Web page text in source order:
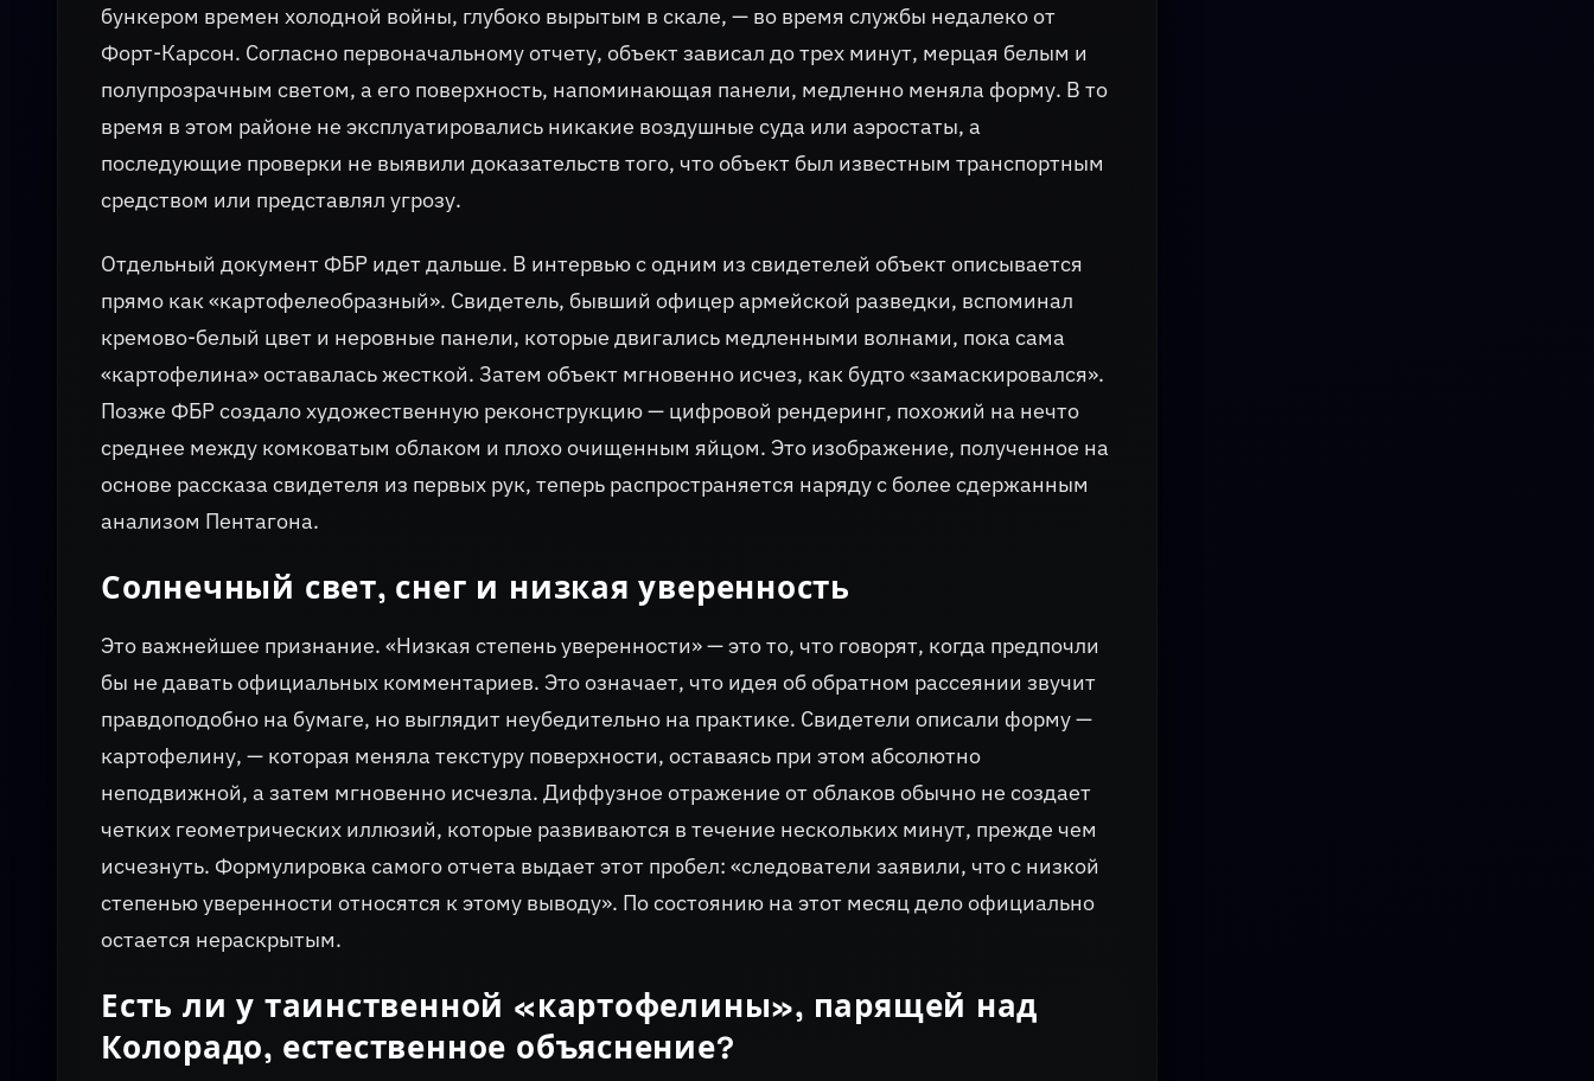
бункером времен холодной войны, глубоко вырытым в скале, — во время службы недалеко от
Форт-Карсон. Согласно первоначальному отчету, объект зависал до трех минут, мерцая белым и
полупрозрачным светом, а его поверхность, напоминающая панели, медленно меняла форму. В то
время в этом районе не эксплуатировались никакие воздушные суда или аэростаты, а
последующие проверки не выявили доказательств того, что объект был известным транспортным
средством или представлял угрозу.
Отдельный документ ФБР идет дальше. В интервью с одним из свидетелей объект описывается
прямо как «картофелеобразный». Свидетель, бывший офицер армейской разведки, вспоминал
кремово-белый цвет и неровные панели, которые двигались медленными волнами, пока сама
«картофелина» оставалась жесткой. Затем объект мгновенно исчез, как будто «замаскировался».
Позже ФБР создало художественную реконструкцию — цифровой рендеринг, похожий на нечто
среднее между комковатым облаком и плохо очищенным яйцом. Это изображение, полученное на
основе рассказа свидетеля из первых рук, теперь распространяется наряду с более сдержанным
анализом Пентагона.
Солнечный свет, снег и низкая уверенность
Это важнейшее признание. «Низкая степень уверенности» — это то, что говорят, когда предпочли
бы не давать официальных комментариев. Это означает, что идея об обратном рассеянии звучит
правдоподобно на бумаге, но выглядит неубедительно на практике. Свидетели описали форму —
картофелину, — которая меняла текстуру поверхности, оставаясь при этом абсолютно
неподвижной, а затем мгновенно исчезла. Диффузное отражение от облаков обычно не создает
четких геометрических иллюзий, которые развиваются в течение нескольких минут, прежде чем
исчезнуть. Формулировка самого отчета выдает этот пробел: «следователи заявили, что с низкой
степенью уверенности относятся к этому выводу». По состоянию на этот месяц дело официально
остается нераскрытым.
Есть ли у таинственной «картофелины», парящей над
Колорадо, естественное объяснение?